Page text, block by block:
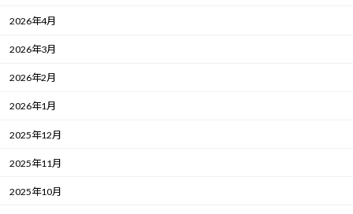
2026年4月
2026年3月
2026年2月
2026年1月
2025年12月
2025年11月
2025年10月